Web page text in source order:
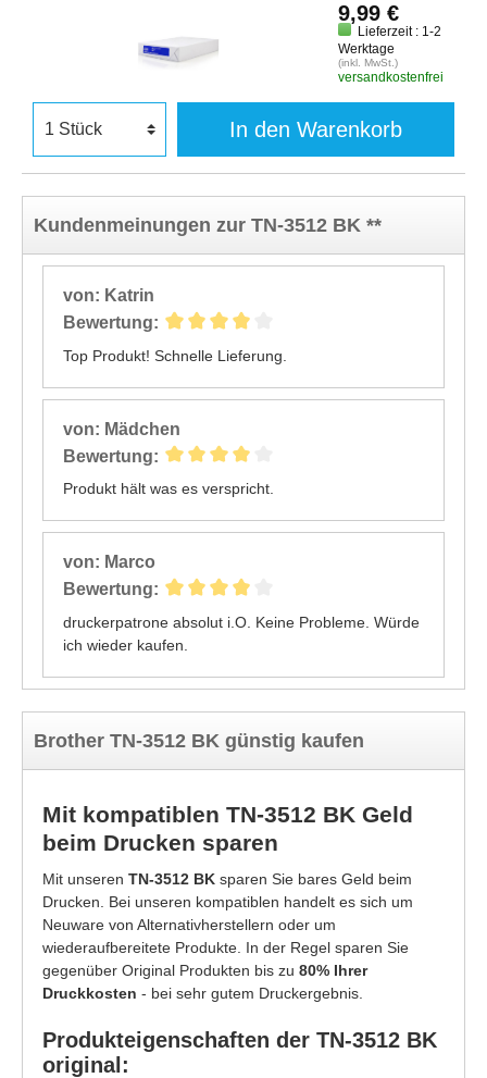
9,99 €
Lieferzeit : 1-2
Werktage
(inkl. MwSt.)
versandkostenfrei
In den Warenkorb
Kundenmeinungen zur TN-3512 BK **
von: Katrin
Bewertung:
Top Produkt! Schnelle Lieferung.
von: Mädchen
Bewertung:
Produkt hält was es verspricht.
von: Marco
Bewertung:
druckerpatrone absolut i.O. Keine Probleme. Würde
ich wieder kaufen.
Brother TN-3512 BK günstig kaufen
Mit kompatiblen TN-3512 BK Geld
beim Drucken sparen
Mit unseren TN-3512 BK sparen Sie bares Geld beim
Drucken. Bei unseren kompatiblen handelt es sich um
Neuware von Alternativherstellern oder um
wiederaufbereitete Produkte. In der Regel sparen Sie
gegenüber Original Produkten bis zu 80% Ihrer
Druckkosten - bei sehr gutem Druckergebnis.
Produkteigenschaften der TN-3512 BK
original: